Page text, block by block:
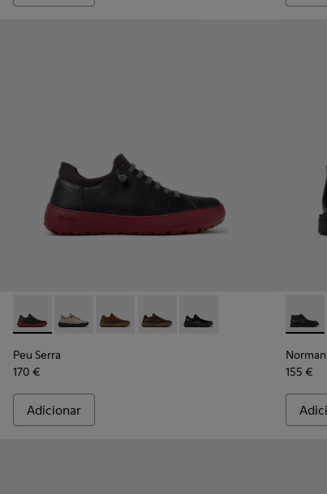
Peu Serra - K101075-013 - Sapatos em pele e têxtil
Peu Serra - K101075-011
Peu Serra - K101075-010
Peu Serra - K101075-005
Peu Serra - K101075-001
Peu Serra
170 €
Adicionar
Norman
155 €